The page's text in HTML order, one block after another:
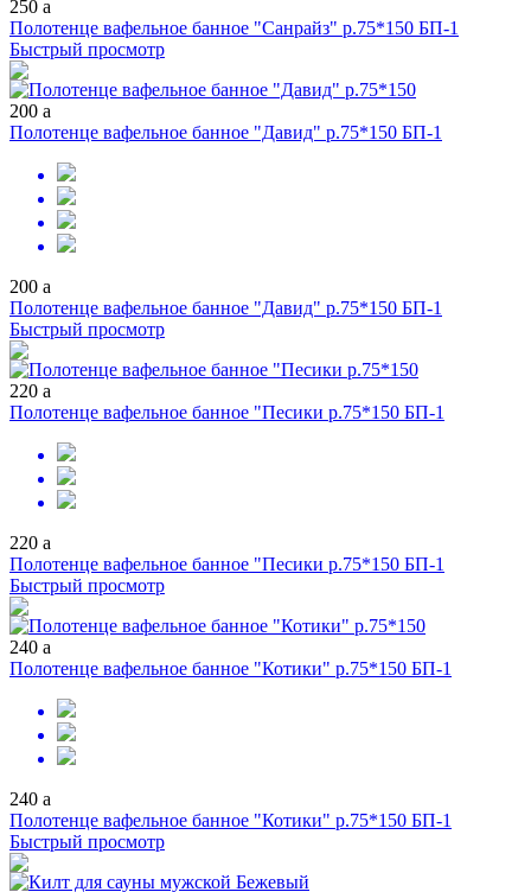
250 a
Полотенце вафельное банное "Санрайз" р.75*150 БП-1
Быстрый просмотр
200 a
Полотенце вафельное банное "Давид" р.75*150 БП-1
200 a
Полотенце вафельное банное "Давид" р.75*150 БП-1
Быстрый просмотр
220 a
Полотенце вафельное банное "Песики р.75*150 БП-1
220 a
Полотенце вафельное банное "Песики р.75*150 БП-1
Быстрый просмотр
240 a
Полотенце вафельное банное "Котики" р.75*150 БП-1
240 a
Полотенце вафельное банное "Котики" р.75*150 БП-1
Быстрый просмотр